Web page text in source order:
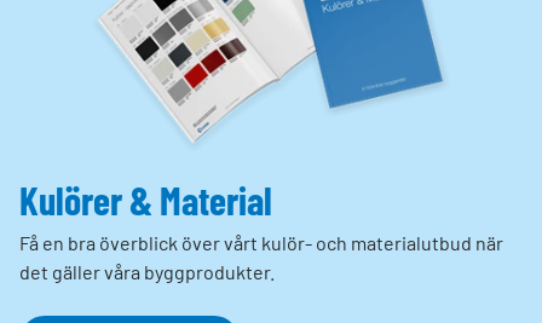
Kulörer & Material
Få en bra överblick över vårt kulör- och materialutbud när
det gäller våra byggprodukter.